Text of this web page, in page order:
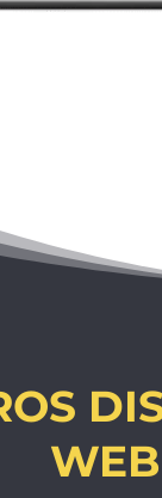
WEB